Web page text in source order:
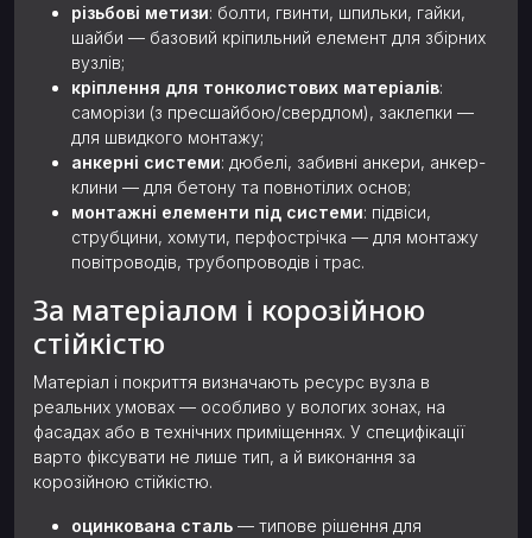
різьбові метизи: болти, гвинти, шпильки, гайки,
шайби — базовий кріпильний елемент для збірних
вузлів;
кріплення для тонколистових матеріалів:
саморізи (з пресшайбою/свердлом), заклепки —
для швидкого монтажу;
анкерні системи: дюбелі, забивні анкери, анкер-
клини — для бетону та повнотілих основ;
монтажні елементи під системи: підвіси,
струбцини, хомути, перфострічка — для монтажу
повітроводів, трубопроводів і трас.
За матеріалом і корозійною
стійкістю
Матеріал і покриття визначають ресурс вузла в
реальних умовах — особливо у вологих зонах, на
фасадах або в технічних приміщеннях. У специфікації
варто фіксувати не лише тип, а й виконання за
корозійною стійкістю.
оцинкована сталь — типове рішення для